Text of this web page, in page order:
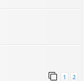
1 2